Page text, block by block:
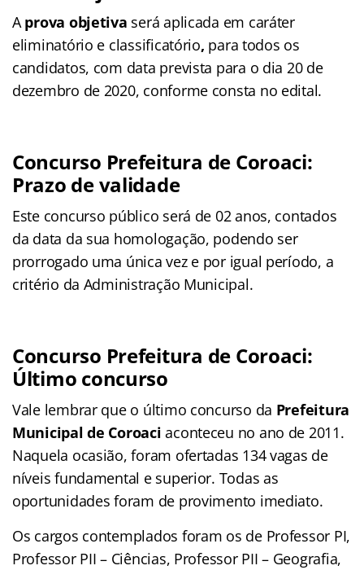
Aprova objetiva será aplicada em caráter
eliminatório e classificatório, para todos os
candidatos, com data prevista para o dia 20 de
dezembro de 2020, conforme consta no edital.
Concurso Prefeitura de Coroaci:
Prazo de validade
Este concurso público será de 02 anos, contados
da data da sua homologação, podendo ser
prorrogado uma única vez e por igual período, a
critério da Administração Municipal.
Concurso Prefeitura de Coroaci:
Último concurso
Vale lembrar que o último concurso da Prefeitura
Municipal de Coroaci aconteceu no ano de 2011.
Naquela ocasião, foram ofertadas 134 vagas de
níveis fundamental e superior. Todas as
oportunidades foram de provimento imediato.
Os cargos contemplados foram os de Professor PI,
Professor PII – Ciências, Professor PII – Geografia,